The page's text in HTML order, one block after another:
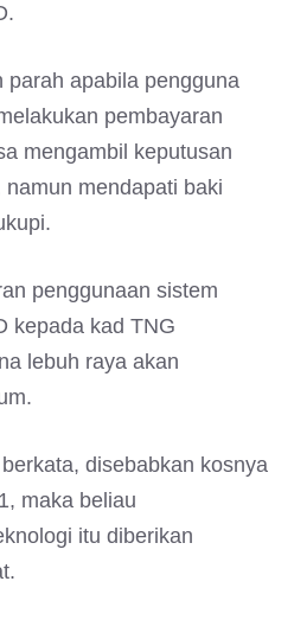
parah apabila pengguna
pembayaran
mengambil keputusan
mendapati baki
penggunaan sistem
kepada kad TNG
lebuh raya akan
disebabkan kosnya
maka beliau
itu diberikan